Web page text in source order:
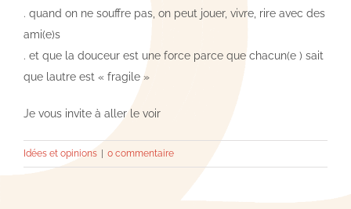
. quand on ne souffre pas, on peut jouer, vivre, rire avec des
ami(e)s
. et que la douceur est une force parce que chacun(e ) sait
que lautre est « fragile »
Je vous invite à aller le voir
Idées et opinions 0 commentaire